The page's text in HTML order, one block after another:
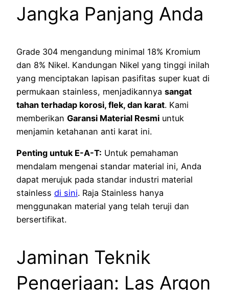
Jangka Panjang Anda
Grade 304 mengandung minimal 18% Kromium
dan 8% Nikel. Kandungan Nikel yang tinggi inilah
yang menciptakan lapisan pasifitas super kuat di
permukaan stainless, menjadikannya sangat
tahan terhadap korosi, flek, dan karat. Kami
memberikan Garansi Material Resmi untuk
menjamin ketahanan anti karat ini.
Penting untuk E-A-T: Untuk pemahaman
mendalam mengenai standar material ini, Anda
dapat merujuk pada standar industri material
stainless di sini. Raja Stainless hanya
menggunakan material yang telah teruji dan
bersertifikat.
Jaminan Teknik
Pengerjaan: Las Argon